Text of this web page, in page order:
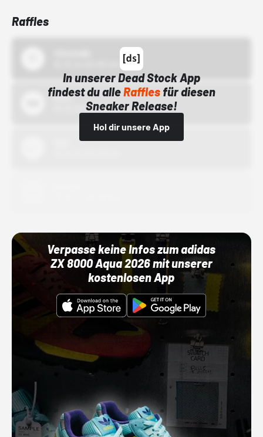
Raffles
In unserer Dead Stock App
findest du alleRafflesfür diesen
Sneaker Release!
Hol dir unsere App
Bstn
01.10.22 00:00 Uhr
Verpasse keine Infos zum adidas
ZX 8000 Aqua 2026 mit unserer
kostenlosen App